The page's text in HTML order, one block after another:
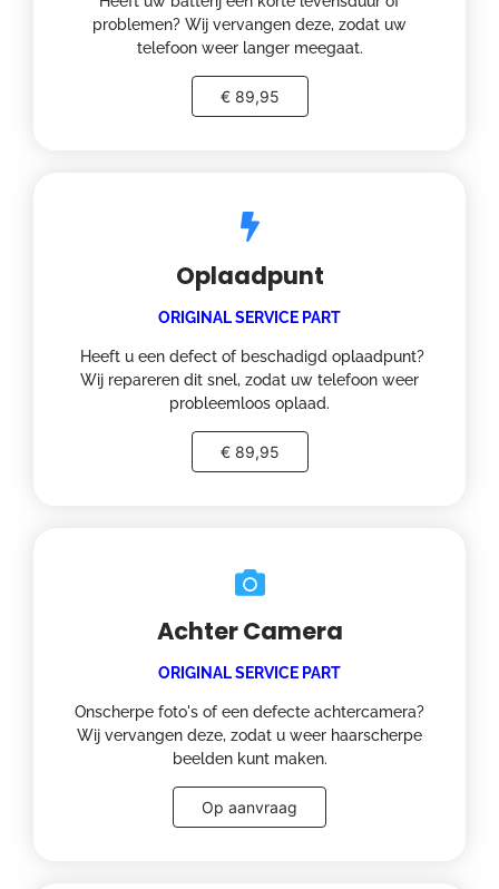
problemen? Wij vervangen deze, zodat uw
telefoon weer langer meegaat.
€ 89,95
Oplaadpunt
ORIGINAL SERVICE PART
Heeft u een defect of beschadigd oplaadpunt?
Wij repareren dit snel, zodat uw telefoon weer
probleemloos oplaad.
€ 89,95
Achter Camera
ORIGINAL SERVICE PART
Onscherpe foto's of een defecte achtercamera?
Wij vervangen deze, zodat u weer haarscherpe
beelden kunt maken.
Op aanvraag